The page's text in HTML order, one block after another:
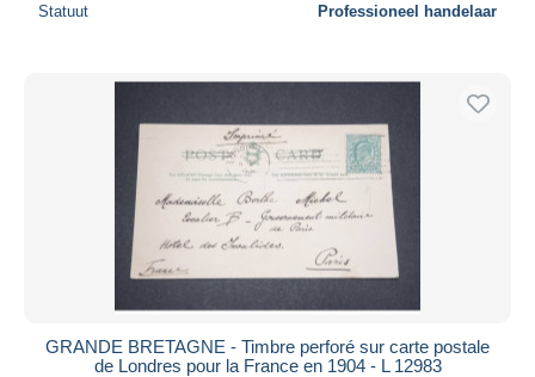
Statuut Professioneel handelaar
GRANDE BRETAGNE - Timbre perforé sur carte postale
de Londres pour la France en 1904 - L 12983